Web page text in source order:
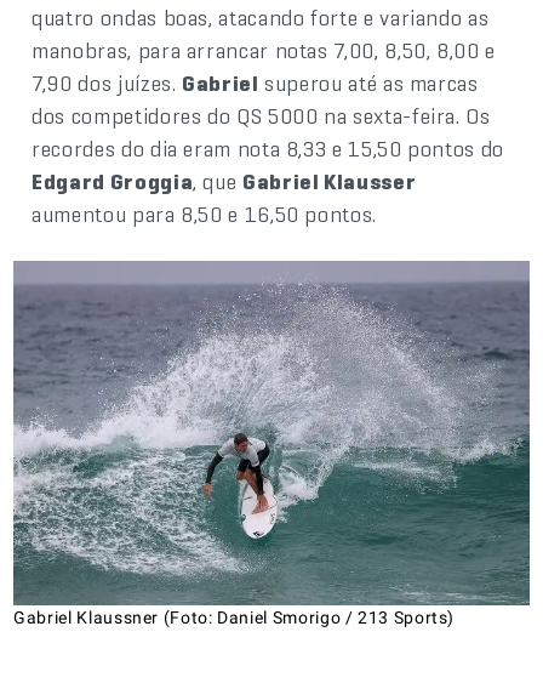
quatro ondas boas, atacando forte e variando as
manobras, para arrancar notas 7,00, 8,50, 8,00 e
7,90 dos juízes. Gabriel superou até as marcas
dos competidores do QS 5000 na sexta-feira. Os
recordes do dia eram nota 8,33 e 15,50 pontos do
Edgard Groggia, que Gabriel Klausser
aumentou para 8,50 e 16,50 pontos.
Gabriel Klaussner (Foto: Daniel Smorigo / 213 Sports)